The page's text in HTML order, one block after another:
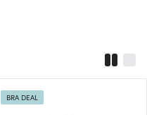
BRA DEAL